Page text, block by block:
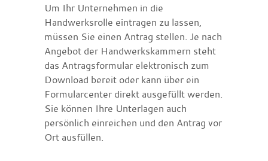
Um Ihr Unternehmen in die
Handwerksrolle eintragen zu lassen,
müssen Sie einen Antrag stellen. Je nach
Angebot der Handwerkskammern steht
das Antragsformular elektronisch zum
Download bereit oder kann über ein
Formularcenter direkt ausgefüllt werden.
Sie können Ihre Unterlagen auch
persönlich einreichen und den Antrag vor
Ort ausfüllen.